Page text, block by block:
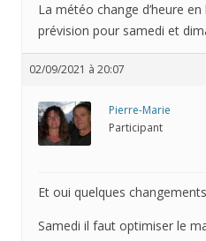
La météo change d’heure
prévision pour samedi et
02/09/2021 à 20:07
Pierre-Marie
Participant
Et oui quelques
Samedi il faut optimiser le